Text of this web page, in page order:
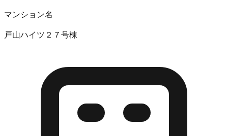
マンション名
戸山ハイツ２７号棟